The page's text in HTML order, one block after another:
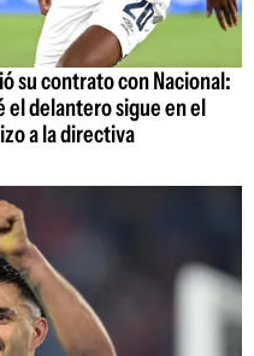
su contrato con Nacional:
delantero sigue en el
a la directiva